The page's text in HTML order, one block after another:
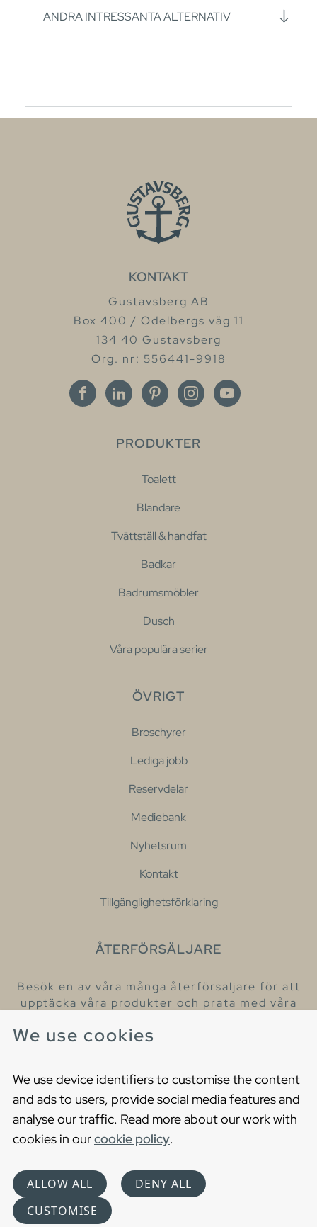
We use cookies
We use device identifiers to customise the content
and ads to users, provide social media features and
analyse our traffic. Read more about our work with
cookies in ourcookie policy.
ALLOW ALL
DENY ALL
CUSTOMISE
ANDRA INTRESSANTA ALTERNATIV
KONTAKT
Gustavsberg AB
Box 400 / Odelbergs väg 11
134 40 Gustavsberg
Org. nr: 556441-9918
PRODUKTER
Toalett
Blandare
Tvättställ & handfat
Badkar
Badrumsmöbler
Dusch
Våra populära serier
ÖVRIGT
Broschyrer
Lediga jobb
Reservdelar
Mediebank
Nyhetsrum
Kontakt
Tillgänglighetsförklaring
ÅTERFÖRSÄLJARE
Besök en av våra många återförsäljare för att
upptäcka våra produkter och prata med våra
Cookies
Privacy statement
Choose language